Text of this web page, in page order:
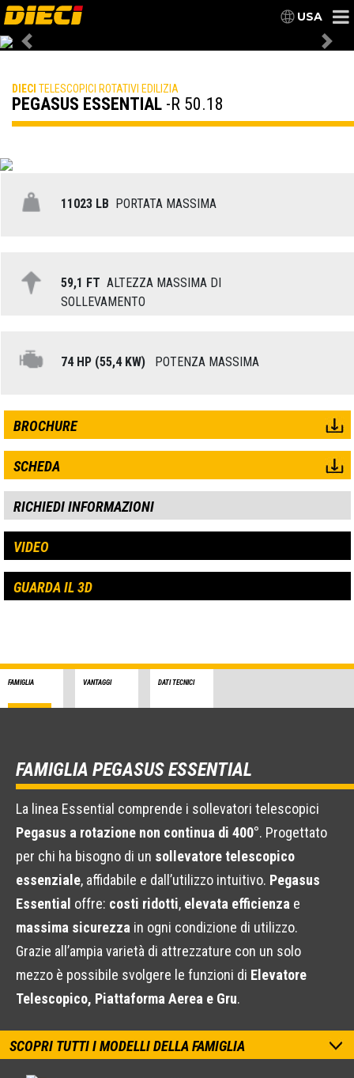
USA
Previous
DIECI TELESCOPICI ROTATIVI EDILIZIA
PEGASUS ESSENTIAL -R 50.18
11023 LB PORTATA MASSIMA
59,1 FT ALTEZZA MASSIMA DI
SOLLEVAMENTO
74 HP (55,4 KW) POTENZA MASSIMA
BROCHURE
SCHEDA
RICHIEDI INFORMAZIONI
VIDEO
GUARDA IL 3D
FAMIGLIA VANTAGGI DATI TECNICI
FAMIGLIA PEGASUS ESSENTIAL
La linea Essential comprende i sollevatori telescopici
Pegasus a rotazione non continua di 400°. Progettato
per chi ha bisogno di un sollevatore telescopico
essenziale, affidabile e dall’utilizzo intuitivo. Pegasus
Essential offre: costi ridotti, elevata efficienza e
massima sicurezza in ogni condizione di utilizzo.
Grazie all’ampia varietà di attrezzature con un solo
mezzo è possibile svolgere le funzioni di Elevatore
Telescopico, Piattaforma Aerea e Gru.
SCOPRI TUTTI I MODELLI DELLA FAMIGLIA